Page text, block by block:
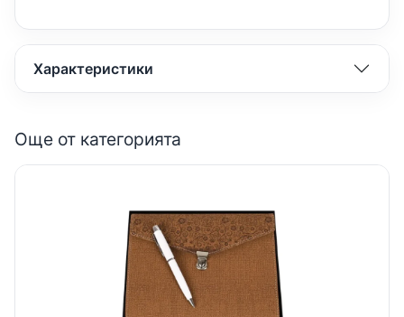
Характеристики
Още от категорията